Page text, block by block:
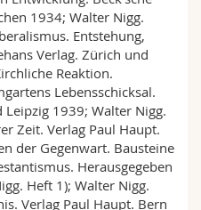
1934; Walter Nigg.
Entstehung,
Verlag. Zürich und
Reaktion.
Lebensschicksal.
1939; Walter Nigg.
Zeit. Verlag Paul Haupt.
der Gegenwart. Bausteine
Herausgegeben
Heft 1); Walter Nigg.
Verlag Paul Haupt. Bern